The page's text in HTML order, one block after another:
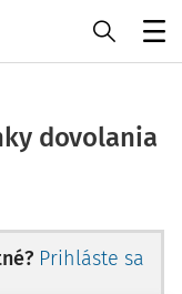
dovolania
Prihláste sa